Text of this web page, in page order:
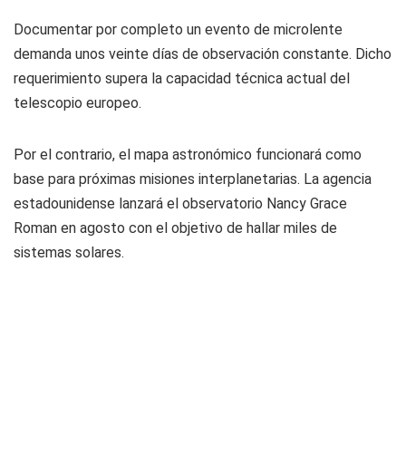
Documentar por completo un evento de microlente
demanda unos veinte días de observación constante. Dicho
requerimiento supera la capacidad técnica actual del
telescopio europeo.
Por el contrario, el mapa astronómico funcionará como
base para próximas misiones interplanetarias. La agencia
estadounidense lanzará el observatorio Nancy Grace
Roman en agosto con el objetivo de hallar miles de
sistemas solares.